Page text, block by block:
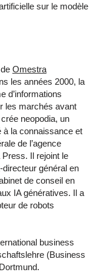
sur le modèle
Omestra
les années 2000, la
d’informations
les marchés avant
neopodia, un
à la connaissance et
de l’agence
Il rejoint le
général en
de conseil en
IA génératives. Il a
de robots
business
(Business